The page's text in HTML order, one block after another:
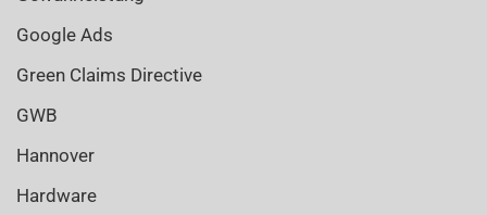
Google Ads
Green Claims Directive
GWB
Hannover
Hardware